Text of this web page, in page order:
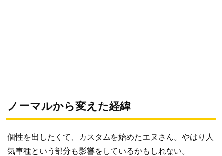
ノーマルから変えた経緯
個性を出したくて、カスタムを始めたエヌさん。やはり人
気車種という部分も影響をしているかもしれない。